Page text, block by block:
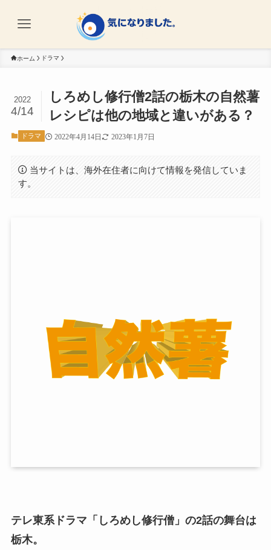
ホーム ドラマ
しろめし修行僧2話の栃木の自然薯
レシピは他の地域と違いがある？
2022
4/14
ドラマ 2022年4月14日 2023年1月7日
当サイトは、海外在住者に向けて情報を発信していま
す。
テレ東系ドラマ「しろめし修行僧」の2話の舞台は
栃木。